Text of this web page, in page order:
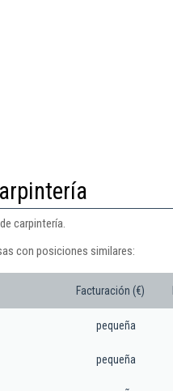
carpintería.
con posiciones similares:
Facturación (€)
pequeña
pequeña